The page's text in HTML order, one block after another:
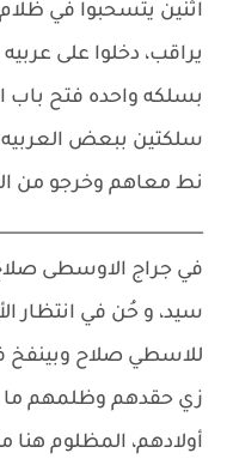
اثنين يتسحبوا في ظلام
يراقب، دخلوا على
بسلكه واحده فتح باب
سلكتين ببعض العربيه
نط معاهم وخرجو من
في جراج الاوسطى
سيد، و حُن في انتظار
للاسطي صلاح وبينفخ
زي حقدهم وظلمهم ما
أولادهم، المظلوم